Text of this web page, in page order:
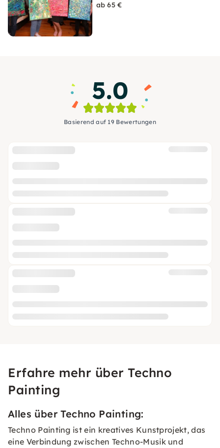
ab 65 €
5.0
Basierend auf 19 Bewertungen
Erfahre mehr über Techno
Painting
Alles über Techno Painting:
Techno Painting ist ein kreatives Kunstprojekt, das
eine Verbindung zwischen Techno-Musik und